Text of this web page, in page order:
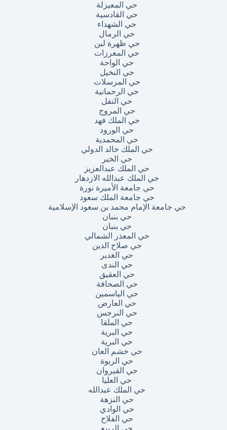
حي المعيزلة
حي القادسية
حي الشهداء
حي الرمال
حي ظهرة لبن
حي المغرزات
حي الواحة
حي النخيل
حي المرسلات
حي الرحمانية
حي النفل
حي المروج
حي الملك فهد
حي الورود
حي المحمدية
حي الملك خالد الدولي
حي الخير
حي الملك عبدالعزيز
حي الملك عبدالله الازدهار
حي جامعة الأميرة نورة
حي جامعة الملك سعود
حي جامعة الإمام محمد بن سعود الإسلامية
حي بنبان
حي بنبان
حي المعذر الشمالي
حي صلاح الدين
حي الغدير
حي الندى
حي العقيق
حي الصحافة
حي الياسمين
حي العارض
حي النرجس
حي الملقا
حي البرية
حي البرية
حي خشم العان
حي الربوة
حي القيروان
حي العليا
حي الملك عبدالله
حي النزهة
حي الوادي
حي الفلاح
حي الربيع